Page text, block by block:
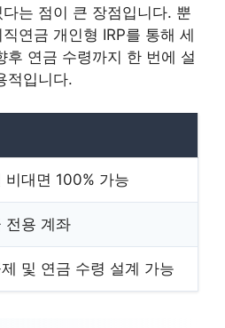
는 점이 큰 장점입니다. 뿐
연금 개인형 IRP를 통해 세
후 연금 수령까지 한 번에 설
적입니다.
비대면 100% 가능
전용 계좌
및 연금 수령 설계 가능